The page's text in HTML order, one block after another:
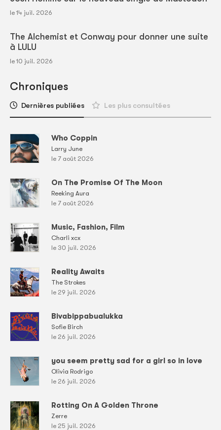
le 14 juil. 2026
The Alchemist et Conway pour donner une suite
à LULU
le 10 juil. 2026
Chroniques
Dernières publiées Les plus consultées
Who Coppin
Larry June
le 7 août 2026
On The Promise Of The Moon
Reeking Aura
le 7 août 2026
Music, Fashion, Film
Charli xcx
le 30 juil. 2026
Reality Awaits
The Strokes
le 29 juil. 2026
Bivabippabualukka
Sofie Birch
le 26 juil. 2026
you seem pretty sad for a girl so in love
Olivia Rodrigo
le 26 juil. 2026
Rotting On A Golden Throne
Zerre
le 25 juil. 2026